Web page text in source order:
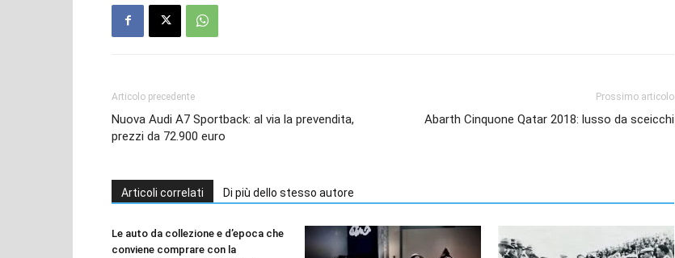
Articolo precedente
Nuova Audi A7 Sportback: al via la prevendita,
prezzi da 72.900 euro
Prossimo articolo
Abarth Cinquone Qatar 2018: lusso da sceicchi
Articoli correlati Di più dello stesso autore
Le auto da collezione e d’epoca che
conviene comprare con la